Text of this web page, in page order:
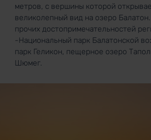
метров, с вершины которой
великолепный вид на озеро
прочих достопримечательностей
-Национальный парк Балатонской
парк Геликон, пещерное озеро
Шюмег.